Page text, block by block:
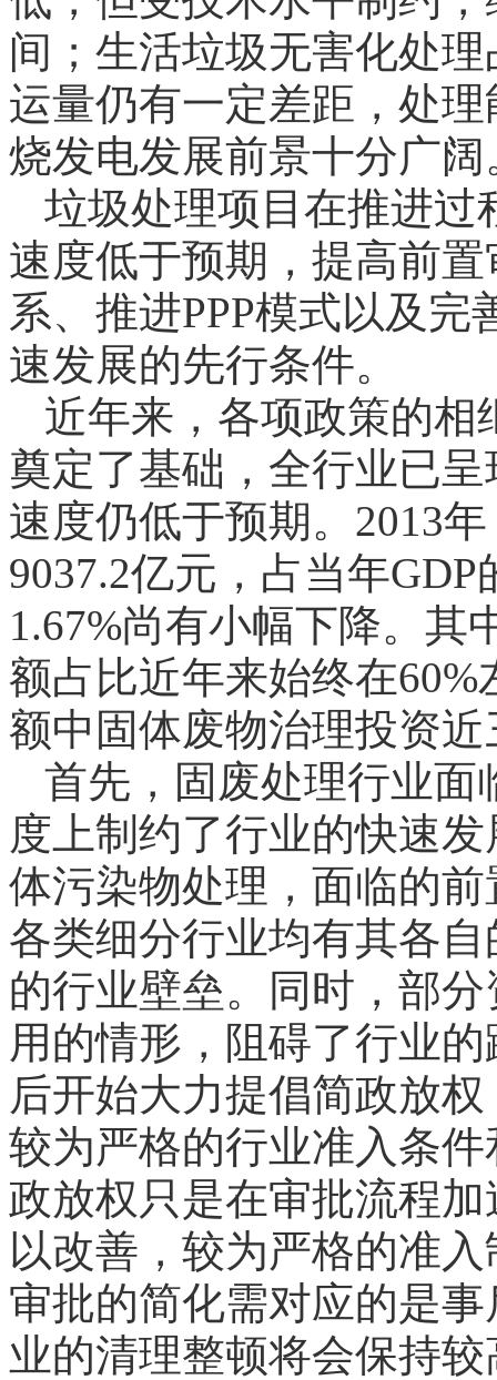
间；生活垃圾无害化处
运量仍有一定差距，处
烧发电发展前景十分广阔
垃圾处理项目在推进过
速度低于预期，提高前
系、推进PPP模式以及
速发展的先行条件。
近年来，各项政策的相
奠定了基础，全行业已
速度仍低于预期。2013
9037.2亿元，占当年
1.67%尚有小幅下降。其
额占比近年来始终在
额中固体废物治理投资
首先，固废处理行业面
度上制约了行业的快速
体污染物处理，面临的
各类细分行业均有其各
的行业壁垒。同时，部
用的情形，阻碍了行业
后开始大力提倡简政放
较为严格的行业准入条
政放权只是在审批流程
以改善，较为严格的准
审批的简化需对应的是
业的清理整顿将会保持